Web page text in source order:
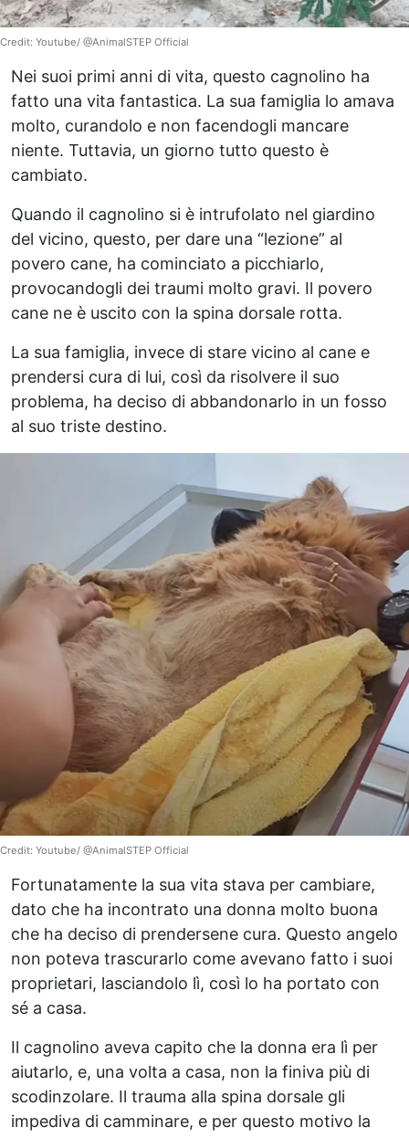
Credit: Youtube/ @AnimalSTEP Official
Nei suoi primi anni di vita, questo cagnolino ha
fatto una vita fantastica. La sua famiglia lo amava
molto, curandolo e non facendogli mancare
niente. Tuttavia, un giorno tutto questo è
cambiato.
Quando il cagnolino si è intrufolato nel giardino
del vicino, questo, per dare una “lezione” al
povero cane, ha cominciato a picchiarlo,
provocandogli dei traumi molto gravi. Il povero
cane ne è uscito con la spina dorsale rotta.
La sua famiglia, invece di stare vicino al cane e
prendersi cura di lui, così da risolvere il suo
problema, ha deciso di abbandonarlo in un fosso
al suo triste destino.
Credit: Youtube/ @AnimalSTEP Official
Fortunatamente la sua vita stava per cambiare,
dato che ha incontrato una donna molto buona
che ha deciso di prendersene cura. Questo angelo
non poteva trascurarlo come avevano fatto i suoi
proprietari, lasciandolo lì, così lo ha portato con
sé a casa.
Il cagnolino aveva capito che la donna era lì per
aiutarlo, e, una volta a casa, non la finiva più di
scodinzolare. Il trauma alla spina dorsale gli
impediva di camminare, e per questo motivo la